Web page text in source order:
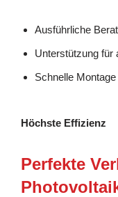
Ausführliche
Unterstützung für
Schnelle
Höchste Effizienz
Perfekte